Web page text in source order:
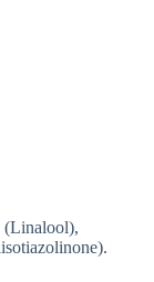
(Linalool),